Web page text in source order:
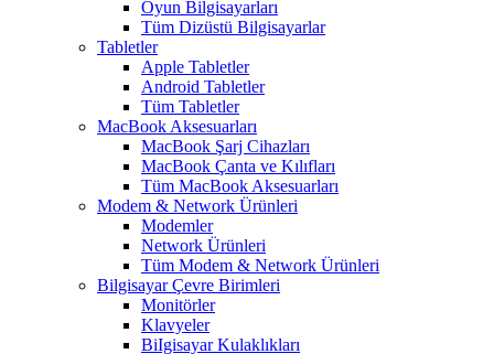
Oyun Bilgisayarları
Tüm Dizüstü Bilgisayarlar
Tabletler
Apple Tabletler
Android Tabletler
Tüm Tabletler
MacBook Aksesuarları
MacBook Şarj Cihazları
MacBook Çanta ve Kılıfları
Tüm MacBook Aksesuarları
Modem & Network Ürünleri
Modemler
Network Ürünleri
Tüm Modem & Network Ürünleri
Bilgisayar Çevre Birimleri
Monitörler
Klavyeler
BiIgisayar Kulaklıkları